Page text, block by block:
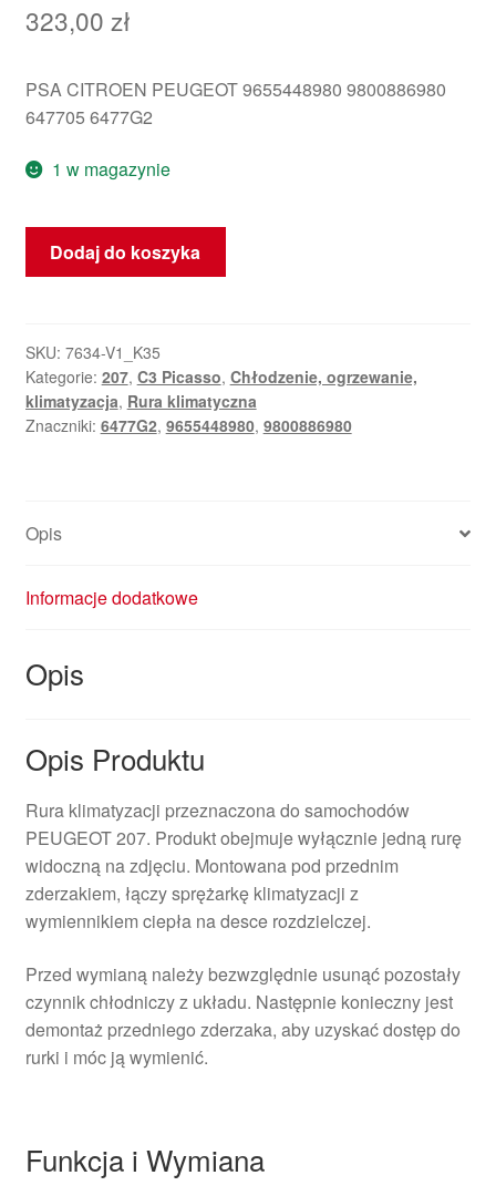
323,00 zł
PSA CITROEN PEUGEOT 9655448980 9800886980
647705 6477G2
1 w magazynie
ilość
Rura
207
9655448980
9800886980
6477G2
Dodaj do koszyka
SKU: 7634-V1_K35
Kategorie: 207, C3 Picasso, Chłodzenie, ogrzewanie,
klimatyzacja, Rura klimatyczna
Znaczniki: 6477G2, 9655448980, 9800886980
Opis
Informacje dodatkowe
Opis
Opis Produktu
Rura klimatyzacji przeznaczona do samochodów
PEUGEOT 207. Produkt obejmuje wyłącznie jedną rurę
widoczną na zdjęciu. Montowana pod przednim
zderzakiem, łączy sprężarkę klimatyzacji z
wymiennikiem ciepła na desce rozdzielczej.
Przed wymianą należy bezwzględnie usunąć pozostały
czynnik chłodniczy z układu. Następnie konieczny jest
demontaż przedniego zderzaka, aby uzyskać dostęp do
rurki i móc ją wymienić.
Funkcja i Wymiana